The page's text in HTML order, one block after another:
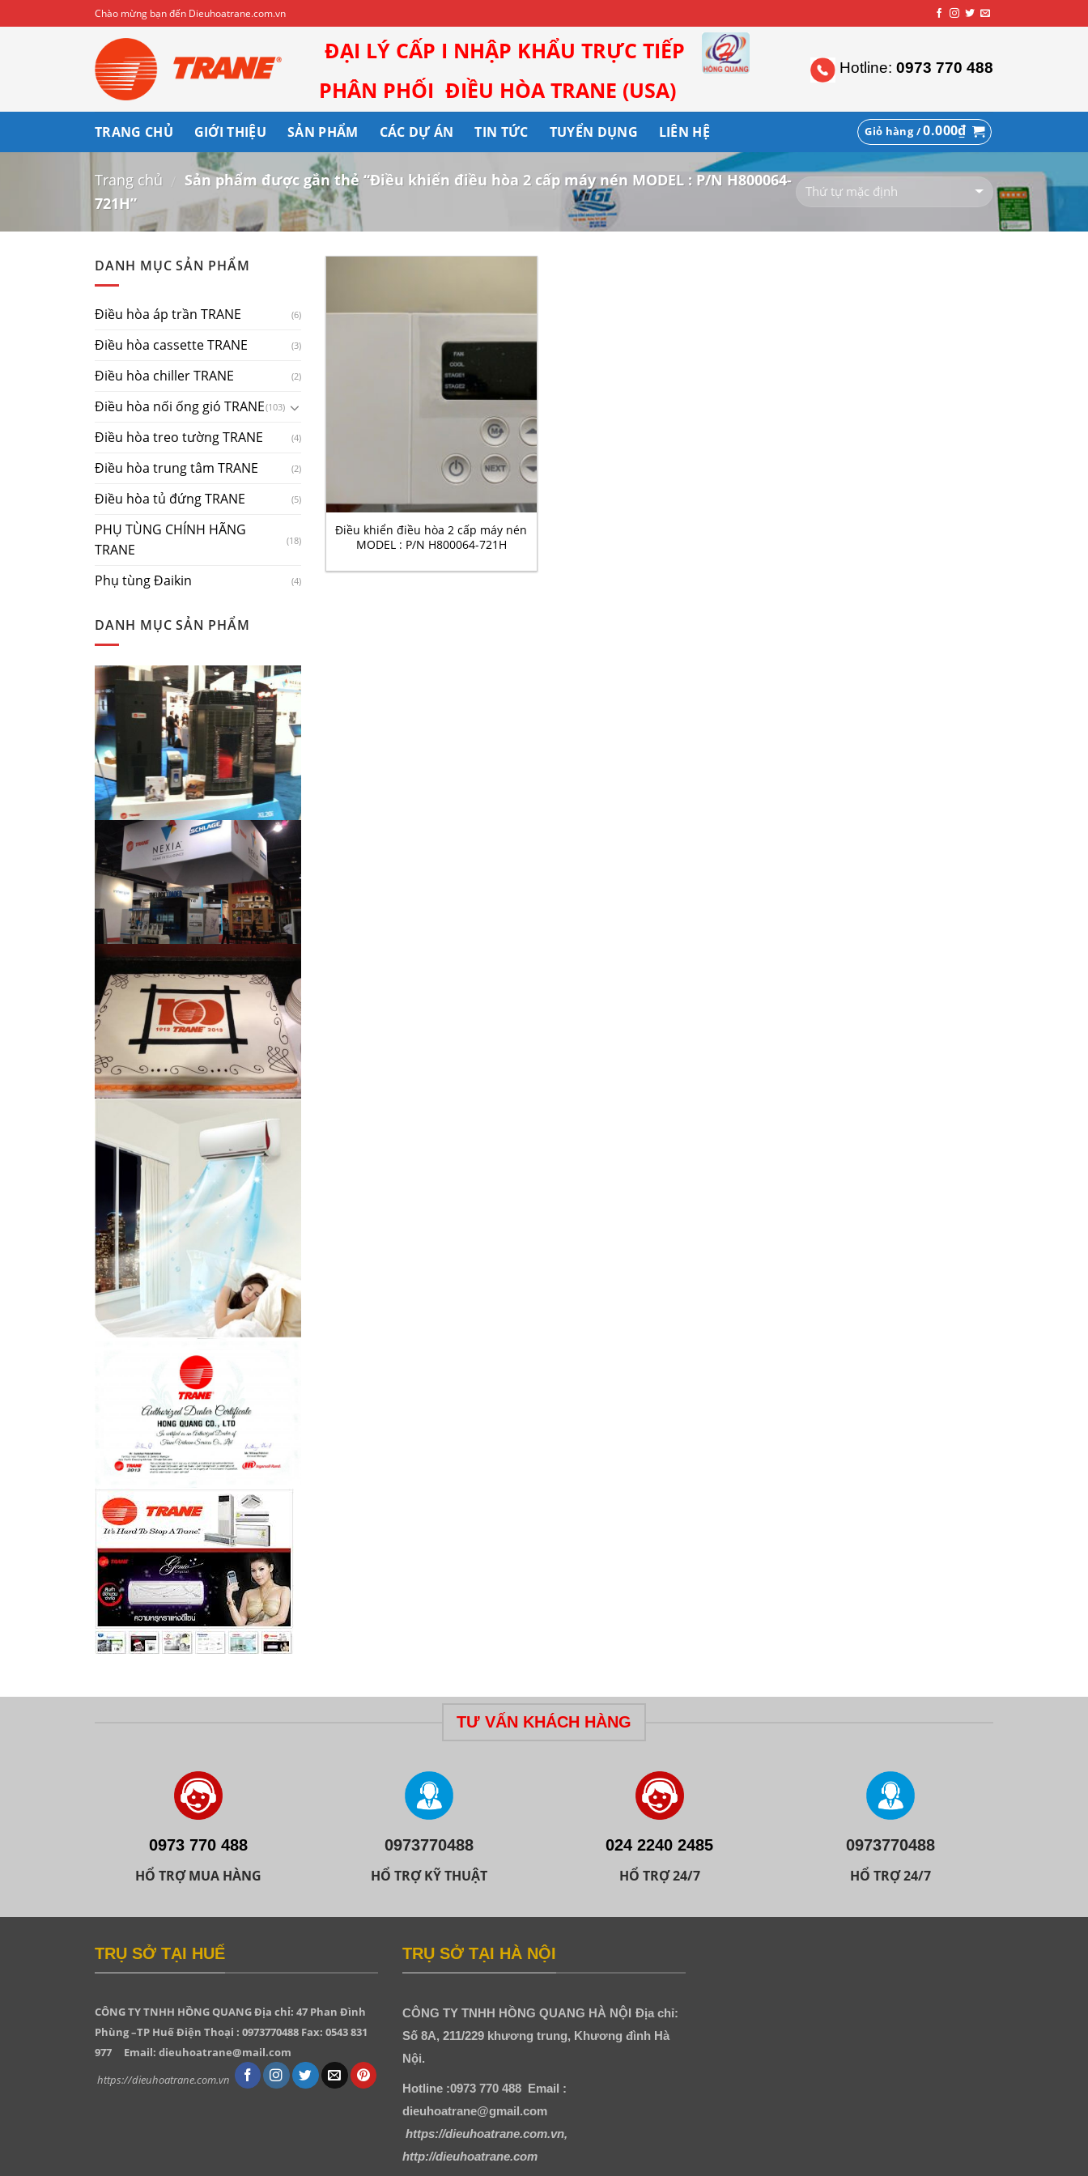
to
Chào mừng bạn đến Dieuhoatrane.com.vn
ĐẠI LÝ CẤP I NHẬP KHẨU TRỰC TIẾP
PHÂN PHỐI ĐIỀU HÒA TRANE (USA)
Hotline: 0973 770 488
TRANG CHỦ GIỚI THIỆU SẢN PHẨM CÁC DỰ ÁN TIN TỨC TUYỂN DỤNG LIÊN HỆ Giỏ hàng /0.000₫
Trang chủ / Sản phẩm được gắn thẻ “Điều khiển điều hòa 2 cấp máy nén MODEL : P/N H800064-
721H”
DANH MỤC SẢN PHẨM
Điều hòa áp trần TRANE (6)
Điều hòa cassette TRANE (3)
Điều hòa chiller TRANE (2)
Điều hòa nối ống gió TRANE(103)
Điều hòa treo tường TRANE (4)
Điều hòa trung tâm TRANE (2)
Điều hòa tủ đứng TRANE (5)
PHỤ TÙNG CHÍNH HÃNG
TRANE
(18)
Phụ tùng Đaikin (4)
DANH MỤC SẢN PHẨM
Điều khiển điều hòa 2 cấp máy nén
MODEL : P/N H800064-721H
TƯ VẤN KHÁCH HÀNG
0973 770 488
HỔ TRỢ MUA HÀNG
0973770488
HỔ TRỢ KỸ THUẬT
024 2240 2485
HỔ TRỢ 24/7
0973770488
HỔ TRỢ 24/7
TRỤ SỞ TẠI HUẾ
CÔNG TY TNHH HỒNG QUANGĐịa chỉ: 47 Phan Đình
Phùng –TP Huế Điện Thoại : 0973770488 Fax: 0543 831
977
Email: dieuhoatrane@mail.com
https://dieuhoatrane.com.vn
TRỤ SỞ TẠI HÀ NỘI
CÔNG TY TNHH HỒNG QUANG HÀ NỘI Địa chỉ:
Số 8A, 211/229 khương trung, Khương đình Hà
Nội.
Hotline :0973 770 488 Email :
dieuhoatrane@gmail.com
https://dieuhoatrane.com.vn,
http://dieuhoatrane.com